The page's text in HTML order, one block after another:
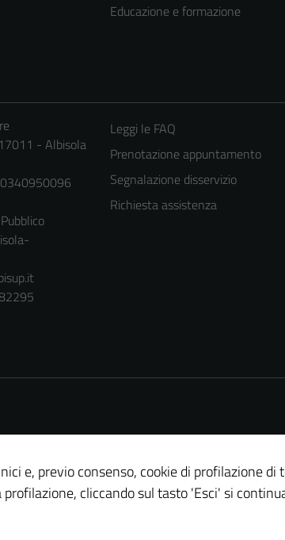
Educazione e formazione
- Albisola
Leggi le FAQ
Prenotazione appuntamento
Segnalazione disservizio
Richiesta assistenza
s.r.l.
e, previo consenso, cookie di profilazione
cliccando sul tasto 'Esci' si